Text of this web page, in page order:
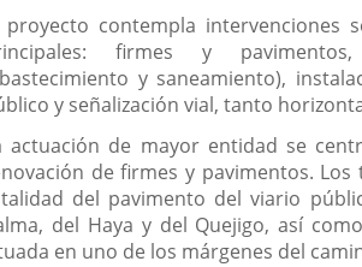
proyecto contempla intervenciones
firmes y
y saneamiento),
y señalización vial, tanto
actuación de mayor entidad se
de firmes y pavimentos.
del pavimento del viario
del Haya y del Quejigo, así
en uno de los márgenes del